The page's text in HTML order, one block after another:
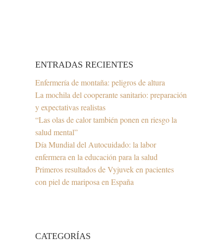
ENTRADAS RECIENTES
Enfermería de montaña: peligros de altura
La mochila del cooperante sanitario: preparación
y expectativas realistas
“Las olas de calor también ponen en riesgo la
salud mental”
Día Mundial del Autocuidado: la labor
enfermera en la educación para la salud
Primeros resultados de Vyjuvek en pacientes
con piel de mariposa en España
CATEGORÍAS